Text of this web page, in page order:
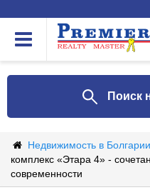
Поиск
Недвижимость в Болгарии
комплекс «Этара 4» -
современности